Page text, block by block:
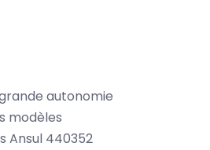
autonomie
modèles
Ansul 440352